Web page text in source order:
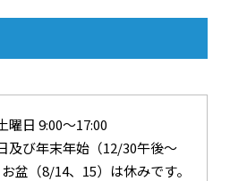
曜⽇ 9:00〜17:00
及び年末年始（12/30午後〜
盆（8/14、15）は休みです。